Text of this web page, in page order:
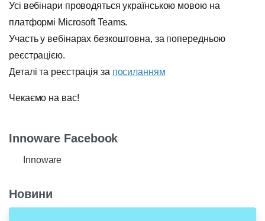
Усі вебінари проводяться українською мовою на
платформі Microsoft Teams.
Участь у вебінарах безкоштовна, за попередньою
реєстрацією.
Деталі та реєстрація за посиланням
Чекаємо на вас!
Innoware Facebook
Innoware
Новини